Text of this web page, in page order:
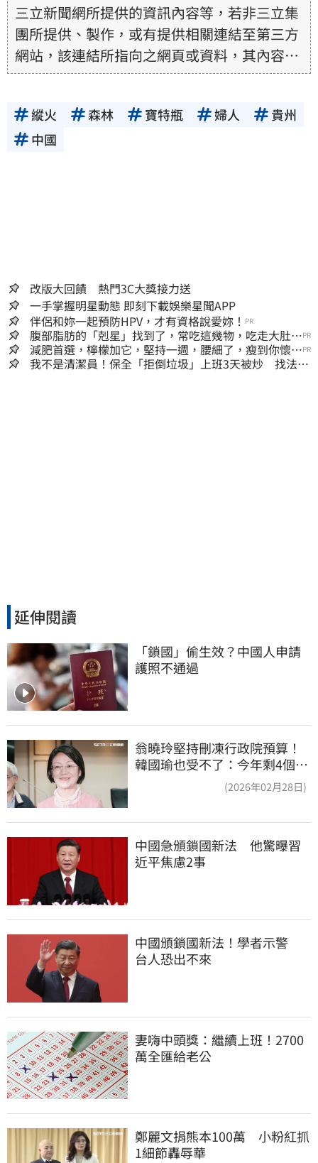
三立新聞網所提供的資訊內容等，若非三立集
團所提供、製作，或有提供相關連結至第三方
網站，該連結所指向之網頁或資料，其內容均
為所連結網站提供，相關權利均為該網站、內
其真實性、正確性、即時性、完整性或合法
性。三立新聞網所提供的資訊內容，若其著作
縱火 森林 寶特瓶 婦人
貴州
中國
改版大回饋 熱門3C大獎接力送
一手掌握明星動態 即刻下載娛樂星聞APP
伴侶和妳一起預防HPV，才有資格說愛妳！ PR
腹部脂肪的「剋星」找到了，常吃這幾物，吃走大肚
囊，瘦出小蠻腰
PR
減肥首選，檸檬加它，堅持一週，腰細了，瘦到你懷疑
人生
PR
我不是清潔員！保全「拒倒垃圾」上班3天被炒 找法院
延伸閱讀
「鎖國」偷生效？中國人申請
護照不通過
翁曉玲堅持刪凍行政院預算！
韓國瑜也受不了：今年剩4個月
(2026年02月28日)
中國急頒鎖國新法　他驚曝習
近平焦慮2事
中國頒鎖國新法！學者示警
台人恐出不來
妻嗨中頭獎：繼續上班！2700
萬全匯給老公
鄭麗文捐熊本100萬　小粉紅抓
1細節轟辱華